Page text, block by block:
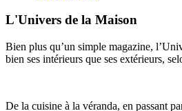
L'Univers de la Maison
Bien plus qu’un simple magazine,
bien ses intérieurs que ses extérieurs,
De la cuisine à la véranda, en passant